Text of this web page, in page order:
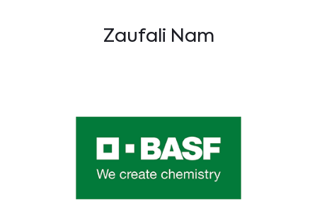
Zaufali Nam